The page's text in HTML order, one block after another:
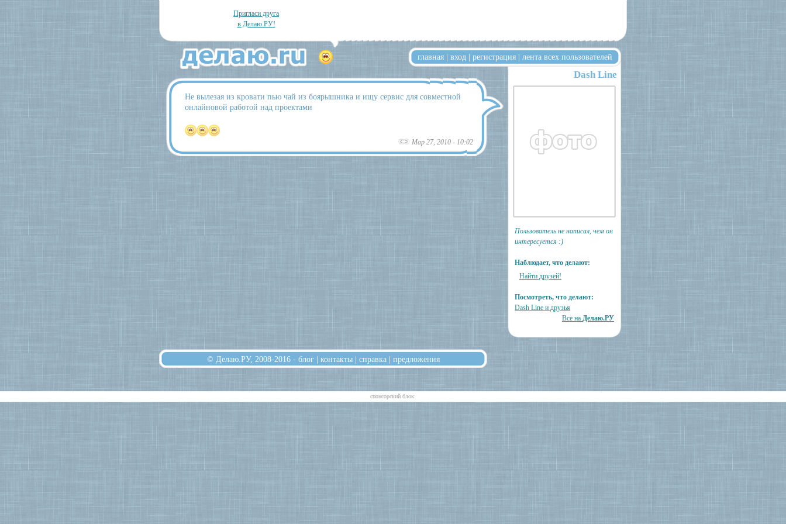
Пригласи друга
в Делаю.РУ!
главная | вход | регистрация | лента всех пользователей
Не вылезая из кровати пью чай из боярышника и ищу сервис для совместной
онлайновой работой над проектами
Мар 27, 2010 - 10:02
Dash Line
Пользователь не написал, чем он
интересуется :)
Наблюдает, что делают:
Найти друзей!
Посмотреть, что делают:
Dash Line и друзья
Все на Делаю.РУ
© Делаю.РУ, 2008-2016 - блог | контакты | справка | предложения
cпонсорский блок: